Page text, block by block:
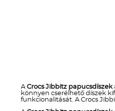
ACrocs Jibbitz papucsdíszek
könnyen cserélhető díszek
funkcionalitását. A Crocs